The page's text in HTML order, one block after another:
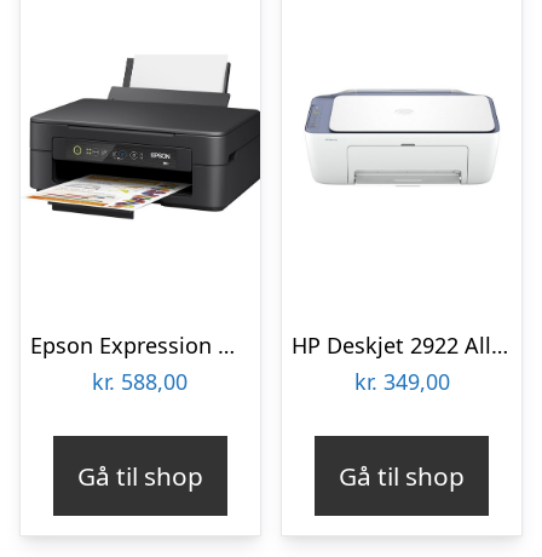
Epson Expression Home XP-2200 Multifunktion – Farve – Blæk
kr. 588,00
Gå til shop
HP Deskjet 2922 All-in-One – Print scan copy | Color inkjet | USB 2.0 | WiâFi(n) Multifunktion – Farve – Blæk
kr. 349,00
Gå til shop